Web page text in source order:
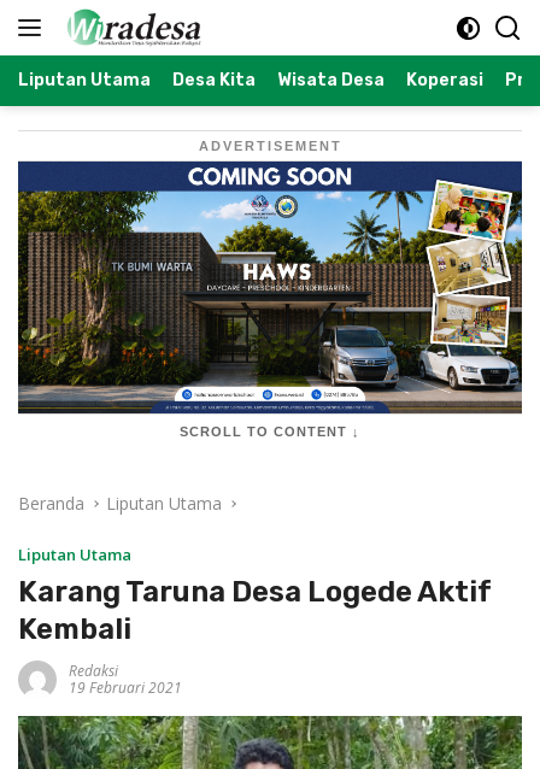
Langsung
Liputan Utama Desa Kita Wisata Desa Koperasi
ADVERTISEMENT
SCROLL TO CONTENT ↓
Beranda Liputan Utama
Liputan Utama
Karang Taruna Desa Logede Aktif
Kembali
Redaksi
19 Februari 2021